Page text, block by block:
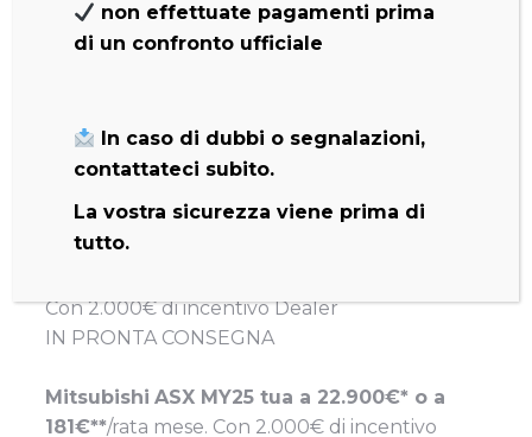
ASX MY25
A partire da: 22.900€* o 181€**/rata mese
Con 2.000€ di incentivo Dealer
IN PRONTA CONSEGNA
Mitsubishi ASX MY25 tua a 22.900€* o a
181€**/rata mese. Con 2.000€ di incentivo
non effettuate pagamenti prima
di un confronto ufficiale
In caso di dubbi o segnalazioni,
contattateci subito.
La vostra sicurezza viene prima di
tutto.